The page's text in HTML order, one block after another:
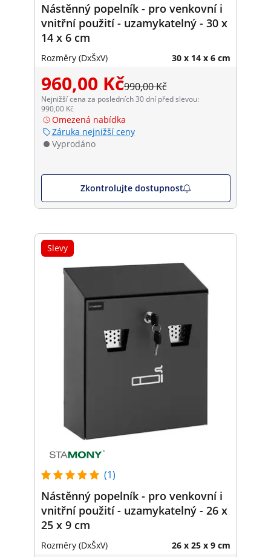
Nástěnný popelník - pro venkovní i
vnitřní použití - uzamykatelný - 30 x
14 x 6 cm
Rozměry (DxŠxV) 30 x 14 x 6 cm
960,00 Kč990,00 Kč
Nejnižší cena za posledních 30 dní před slevou:
990,00 Kč
Omezená nabídka
Záruka nejnižší ceny
Vyprodáno
Zkontrolujte dostupnost
Slevy
(1)
Nástěnný popelník - pro venkovní i
vnitřní použití - uzamykatelný - 26 x
25 x 9 cm
Rozměry (DxŠxV) 26 x 25 x 9 cm